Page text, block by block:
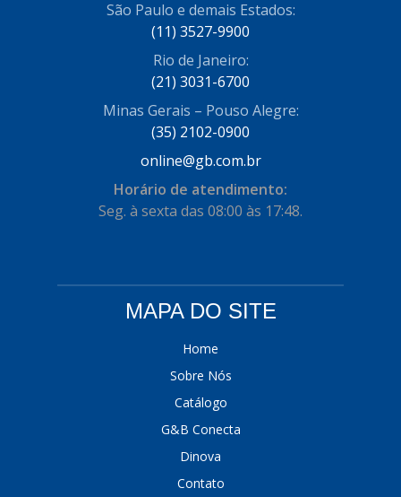
São Paulo e demais Estados:
(11) 3527-9900
Rio de Janeiro:
(21) 3031-6700
Minas Gerais – Pouso Alegre:
(35) 2102-0900
online@gb.com.br
Horário de atendimento:
Seg. à sexta das 08:00 às 17:48.
MAPA DO SITE
Home
Sobre Nós
Catálogo
G&B Conecta
Dinova
Contato